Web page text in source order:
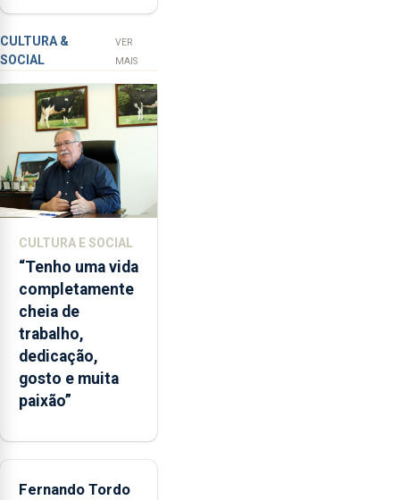
a
apanha
ilegal
de
lapas
entre
2022
e
2026.
A
Flores
apresenta
um
“decréscimo
significativo”
da
CPUE
2022
2025
contar com
novos
instrumentos
CULTURA &
SOCIAL
VER
MAIS
CULTURA E SOCIAL
“Tenho uma vida
completamente
cheia de
trabalho,
dedicação,
gosto e muita
paixão”
Fernando Tordo